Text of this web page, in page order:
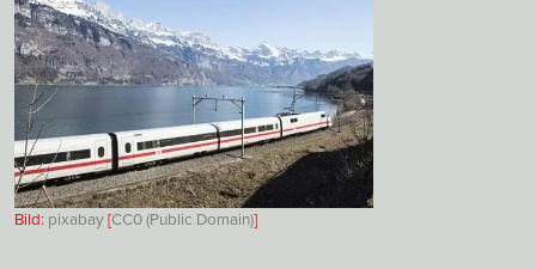
Bild: pixabay[CC0 (Public Domain)]